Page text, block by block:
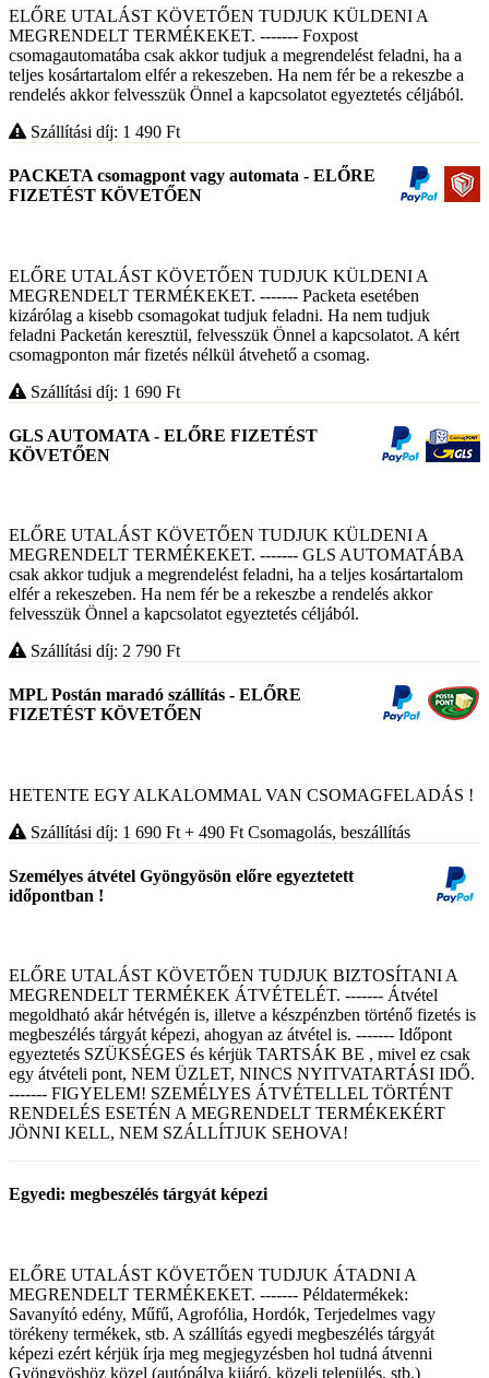
ELŐRE UTALÁST KÖVETŐEN TUDJUK KÜLDENI A
MEGRENDELT TERMÉKEKET. ------- Foxpost
csomagautomatába csak akkor tudjuk a megrendelést feladni, ha a
teljes kosártartalom elfér a rekeszeben. Ha nem fér be a rekeszbe a
rendelés akkor felvesszük Önnel a kapcsolatot egyeztetés céljából.
Szállítási díj: 1 490 Ft
PACKETA csomagpont vagy automata - ELŐRE
FIZETÉST KÖVETŐEN
ELŐRE UTALÁST KÖVETŐEN TUDJUK KÜLDENI A
MEGRENDELT TERMÉKEKET. ------- Packeta esetében
kizárólag a kisebb csomagokat tudjuk feladni. Ha nem tudjuk
feladni Packetán keresztül, felvesszük Önnel a kapcsolatot. A kért
csomagponton már fizetés nélkül átvehető a csomag.
Szállítási díj: 1 690 Ft
GLS AUTOMATA - ELŐRE FIZETÉST
KÖVETŐEN
ELŐRE UTALÁST KÖVETŐEN TUDJUK KÜLDENI A
MEGRENDELT TERMÉKEKET. ------- GLS AUTOMATÁBA
csak akkor tudjuk a megrendelést feladni, ha a teljes kosártartalom
elfér a rekeszeben. Ha nem fér be a rekeszbe a rendelés akkor
felvesszük Önnel a kapcsolatot egyeztetés céljából.
Szállítási díj: 2 790 Ft
MPL Postán maradó szállítás - ELŐRE
FIZETÉST KÖVETŐEN
HETENTE EGY ALKALOMMAL VAN CSOMAGFELADÁS !
Szállítási díj: 1 690 Ft + 490 Ft Csomagolás, beszállítás
Személyes átvétel Gyöngyösön előre egyeztetett
időpontban !
ELŐRE UTALÁST KÖVETŐEN TUDJUK BIZTOSÍTANI A
MEGRENDELT TERMÉKEK ÁTVÉTELÉT. ------- Átvétel
megoldható akár hétvégén is, illetve a készpénzben történő fizetés is
megbeszélés tárgyát képezi, ahogyan az átvétel is. ------- Időpont
egyeztetés SZÜKSÉGES és kérjük TARTSÁK BE , mivel ez csak
egy átvételi pont, NEM ÜZLET, NINCS NYITVATARTÁSI IDŐ.
------- FIGYELEM! SZEMÉLYES ÁTVÉTELLEL TÖRTÉNT
RENDELÉS ESETÉN A MEGRENDELT TERMÉKEKÉRT
JÖNNI KELL, NEM SZÁLLÍTJUK SEHOVA!
Egyedi: megbeszélés tárgyát képezi
ELŐRE UTALÁST KÖVETŐEN TUDJUK ÁTADNI A
MEGRENDELT TERMÉKEKET. ------- Példatermékek:
Savanyító edény, Műfű, Agrofólia, Hordók, Terjedelmes vagy
törékeny termékek, stb. A szállítás egyedi megbeszélés tárgyát
képezi ezért kérjük írja meg megjegyzésben hol tudná átvenni
Gyöngyöshöz közel (autópálya kijáró, közeli település, stb.)